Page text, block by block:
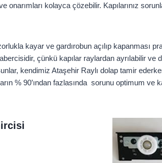
onarımları kolayca çözebilir. Kapılarınız
kayar ve gardırobun açılıp kapanması
çünkü kapılar raylardan ayrılabilir ve
kendimiz Ataşehir Raylı dolap tamir
% 90’ından fazlasında sorunu optimum ve